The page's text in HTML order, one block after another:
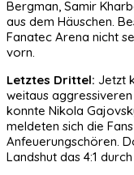
Bergman, Samir
aus dem Häuschen.
Fanatec Arena nicht
vorn.
Letztes Drittel: Jetzt
weitaus aggressiveren
konnte Nikola
meldeten sich die
Anfeuerungschören.
Landshut das 4:1